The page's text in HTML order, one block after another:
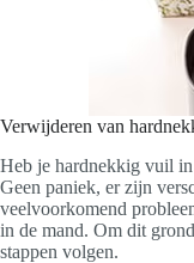
Verwijderen van
Heb je hardnekkig vuil
Geen paniek, er zijn
veelvoorkomend
in de mand. Om dit
stappen volgen.